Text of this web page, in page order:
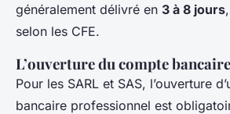
généralement délivré en 3 à 8 jours
selon les CFE.
L’ouverture du compte
Pour les SARL et SAS, l’ouverture
bancaire professionnel est